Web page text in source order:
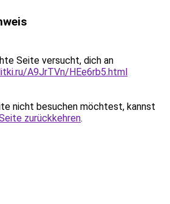
Seite versucht, dich an
A9JrTVn/HEe6rb5.html
nicht besuchen möchtest, kannst
zurückkehren.